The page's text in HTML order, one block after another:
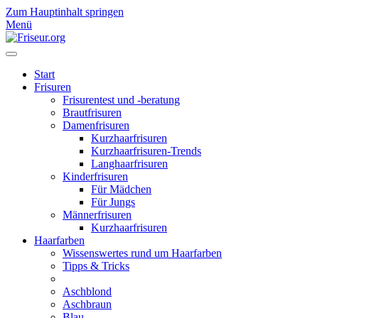
Zum Hauptinhalt springen
Menü
Start
Frisuren
Frisurentest und -beratung
Brautfrisuren
Damenfrisuren
Kurzhaarfrisuren
Kurzhaarfrisuren-Trends
Langhaarfrisuren
Kinderfrisuren
Für Mädchen
Für Jungs
Männerfrisuren
Kurzhaarfrisuren
Haarfarben
Wissenswertes rund um Haarfarben
Tipps & Tricks
Aschblond
Aschbraun